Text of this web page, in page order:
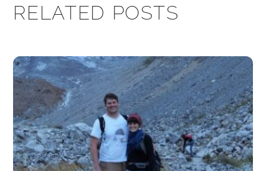
RELATED POSTS